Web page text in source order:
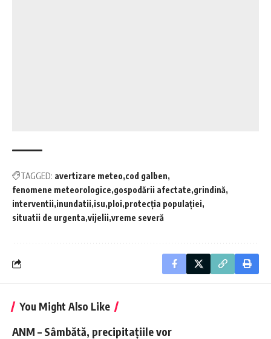
TAGGED: avertizare meteo cod galben
fenomene meteorologice gospodării afectate grindină
interventii inundatii isu ploi protecția populației
situatii de urgenta vijelii vreme severă
You Might Also Like
ANM – Sâmbătă, precipitațiile vor